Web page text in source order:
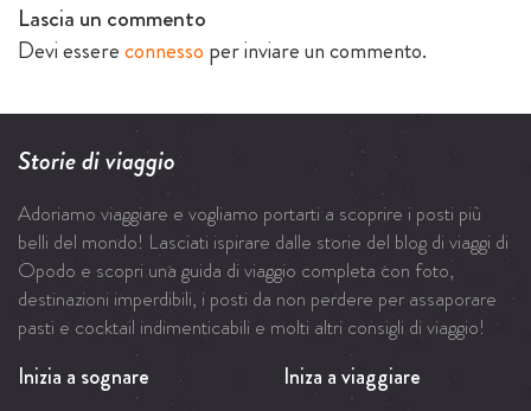
Lascia un commento
Devi essereconnesso per inviare un commento.
Storie di viaggio
Adoriamo viaggiare e vogliamo portarti a scoprire i posti più
belli del mondo! Lasciati ispirare dalle storie del blog di viaggi di
Opodo e scopri una guida di viaggio completa con foto,
destinazioni imperdibili, i posti da non perdere per assaporare
pasti e cocktail indimenticabili e molti altri consigli di viaggio!
Inizia a sognare Iniza a viaggiare